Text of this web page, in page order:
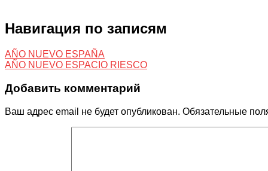
Навигация по записям
AÑO NUEVO ESPAÑA
AÑO NUEVO ESPACIO RIESCO
Добавить комментарий
Ваш адрес email не будет опубликован. Обязательные